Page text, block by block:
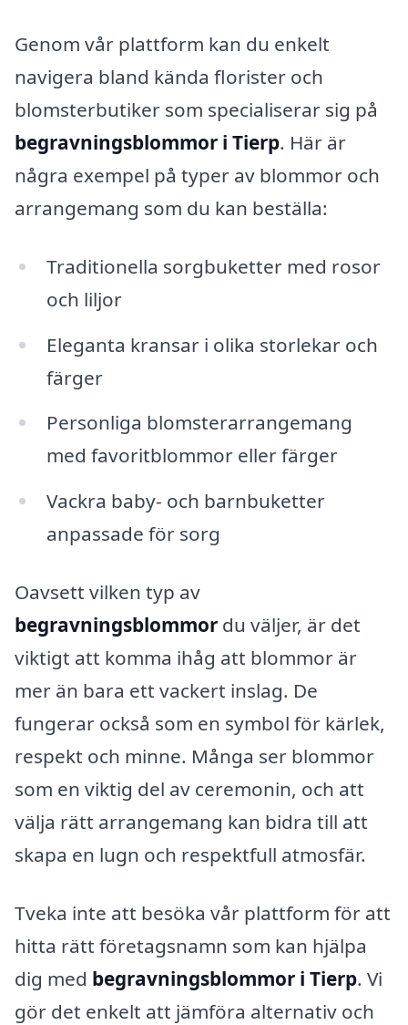
Genom vår plattform kan du enkelt
navigera bland kända florister och
blomsterbutiker som specialiserar sig på
begravningsblommor i Tierp. Här är
några exempel på typer av blommor och
arrangemang som du kan beställa:
Traditionella sorgbuketter med rosor
och liljor
Eleganta kransar i olika storlekar och
färger
Personliga blomsterarrangemang
med favoritblommor eller färger
Vackra baby- och barnbuketter
anpassade för sorg
Oavsett vilken typ av
begravningsblommor du väljer, är det
viktigt att komma ihåg att blommor är
mer än bara ett vackert inslag. De
fungerar också som en symbol för kärlek,
respekt och minne. Många ser blommor
som en viktig del av ceremonin, och att
välja rätt arrangemang kan bidra till att
skapa en lugn och respektfull atmosfär.
Tveka inte att besöka vår plattform för att
hitta rätt företagsnamn som kan hjälpa
dig med begravningsblommor i Tierp. Vi
gör det enkelt att jämföra alternativ och